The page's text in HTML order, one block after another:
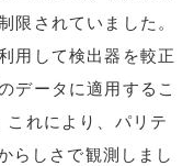
限されていました。
用して検出器を較正
データに適用するこ
これにより、パリテ
らしさで観測しまし